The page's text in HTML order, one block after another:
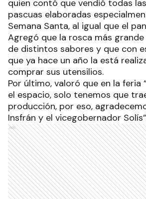
quien contó que vendió todas
pascuas elaboradas
Semana Santa, al igual que el
Agregó que la rosca más
de distintos sabores y que con
que ya hace un año la está
comprar sus utensilios.
Por último, valoró que en la feria
el espacio, solo tenemos que
producción, por eso,
Insfrán y el vicegobernador
Ads